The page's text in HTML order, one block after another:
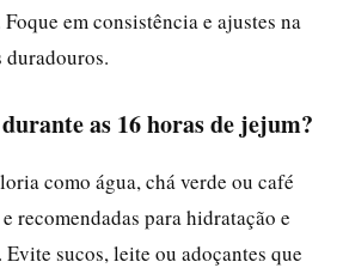
em consistência e ajustes na
duradouros.
as 16 horas de jejum?
como água, chá verde ou café
recomendadas para hidratação e
Evite sucos, leite ou adoçantes que